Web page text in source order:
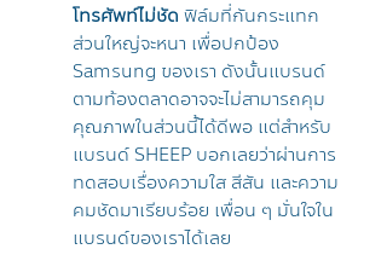
โทรศัพท์ไม่ชัด ฟิล์มที่กันกระแทก
ส่วนใหญ่จะหนา เพื่อปกป้อง
Samsung ของเรา ดังนั้นแบรนด์
ตามท้องตลาดอาจจะไม่สามารถคุม
คุณภาพในส่วนนี้ได้ดีพอ แต่สำหรับ
แบรนด์ SHEEP บอกเลยว่าผ่านการ
ทดสอบเรื่องความใส สีสัน และความ
คมชัดมาเรียบร้อย เพื่อน ๆ มั่นใจใน
แบรนด์ของเราได้เลย